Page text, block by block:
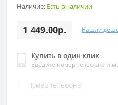
Наличие: Есть в наличии
1 449.00р. Нашли
Купить в один клик
Введите номер телефона и